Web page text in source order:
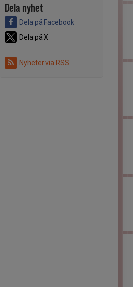
Dela nyhet
Dela på Facebook
Dela på X
Nyheter via RSS